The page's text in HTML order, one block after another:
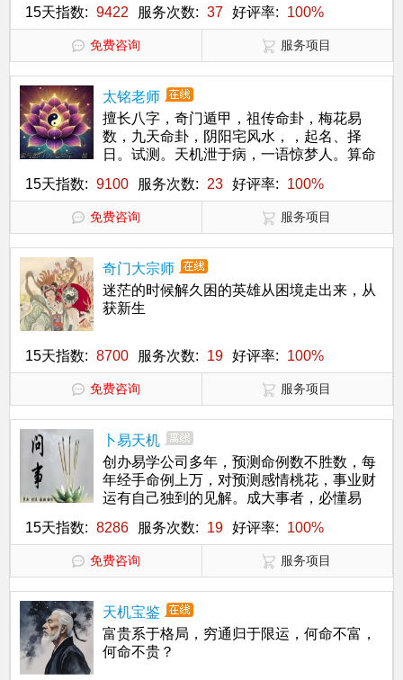
15天指数:
9422 服务次数: 37 好评率: 100%
免费咨询 服务项目
太铭老师
擅长八字，奇门遁甲，祖传命卦，梅花易
数，九天命卦，阴阳宅风水，，起名、择
日。试测。天机泄于病，一语惊梦人。算命
15天指数: 9100 服务次数: 23 好评率: 100%
免费咨询 服务项目
奇门大宗师
迷茫的时候解久困的英雄从困境走出来，从
获新生
15天指数: 8700 服务次数: 19 好评率: 100%
免费咨询 服务项目
卜易天机
创办易学公司多年，预测命例数不胜数，每
年经手命例上万，对预测感情桃花，事业财
运有自己独到的见解。成大事者，必懂易
15天指数: 8286 服务次数: 19 好评率: 100%
免费咨询 服务项目
天机宝鉴
富贵系于格局，穷通归于限运，何命不富，
何命不贵？